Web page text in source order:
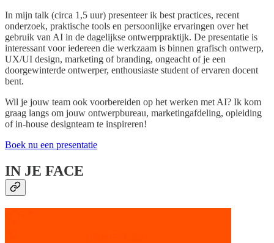
In mijn talk (circa 1,5 uur) presenteer ik best practices, recent
onderzoek, praktische tools en persoonlijke ervaringen over het
gebruik van AI in de dagelijkse ontwerppraktijk. De presentatie is
interessant voor iedereen die werkzaam is binnen grafisch ontwerp,
UX/UI design, marketing of branding, ongeacht of je een
doorgewinterde ontwerper, enthousiaste student of ervaren docent
bent.
Wil je jouw team ook voorbereiden op het werken met AI? Ik kom
graag langs om jouw ontwerpbureau, marketingafdeling, opleiding
of in-house designteam te inspireren!
Boek nu een presentatie
IN JE FACE